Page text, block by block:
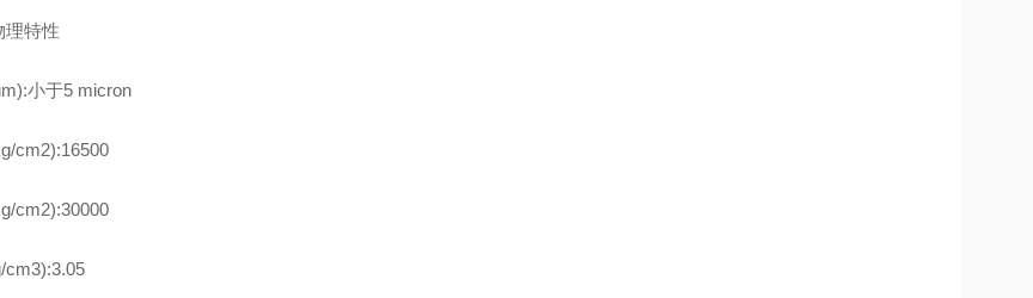
理特性
小于5 micron
cm2):16500
cm2):30000
cm3):3.05